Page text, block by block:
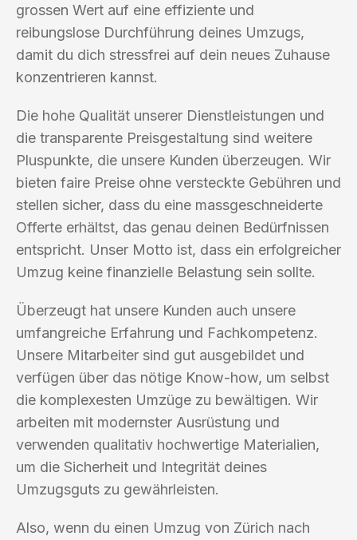
grossen Wert auf eine effiziente und
reibungslose Durchführung deines Umzugs,
damit du dich stressfrei auf dein neues Zuhause
konzentrieren kannst.
Die hohe Qualität unserer Dienstleistungen und
die transparente Preisgestaltung sind weitere
Pluspunkte, die unsere Kunden überzeugen. Wir
bieten faire Preise ohne versteckte Gebühren und
stellen sicher, dass du eine massgeschneiderte
Offerte erhältst, das genau deinen Bedürfnissen
entspricht. Unser Motto ist, dass ein erfolgreicher
Umzug keine finanzielle Belastung sein sollte.
Überzeugt hat unsere Kunden auch unsere
umfangreiche Erfahrung und Fachkompetenz.
Unsere Mitarbeiter sind gut ausgebildet und
verfügen über das nötige Know-how, um selbst
die komplexesten Umzüge zu bewältigen. Wir
arbeiten mit modernster Ausrüstung und
verwenden qualitativ hochwertige Materialien,
um die Sicherheit und Integrität deines
Umzugsguts zu gewährleisten.
Also, wenn du einen Umzug von Zürich nach